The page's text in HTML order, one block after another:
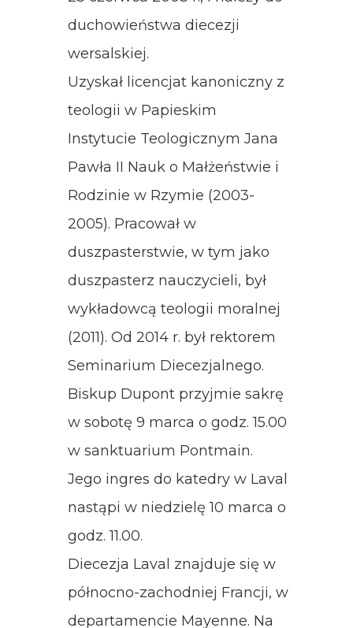
duchowieństwa diecezji
wersalskiej.
Uzyskał licencjat kanoniczny z
teologii w Papieskim
Instytucie Teologicznym Jana
Pawła II Nauk o Małżeństwie i
Rodzinie w Rzymie (2003-
2005). Pracował w
duszpasterstwie, w tym jako
duszpasterz nauczycieli, był
wykładowcą teologii moralnej
(2011). Od 2014 r. był rektorem
Seminarium Diecezjalnego.
Biskup Dupont przyjmie sakrę
w sobotę 9 marca o godz. 15.00
w sanktuarium Pontmain.
Jego ingres do katedry w Laval
nastąpi w niedzielę 10 marca o
godz. 11.00.
Diecezja Laval znajduje się w
północno-zachodniej Francji, w
departamencie Mayenne. Na